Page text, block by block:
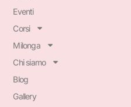
Eventi
Corsi
Milonga
Chi siamo
Blog
Gallery